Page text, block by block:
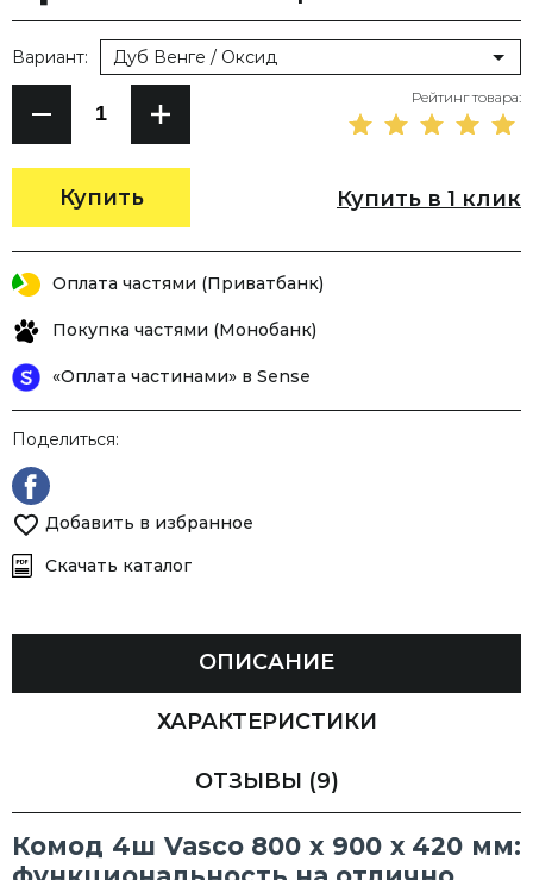
Купить
Вариант: Дуб Венге / Оксид
Рейтинг товара:
Купить в 1 клик
Оплата частями (Приватбанк)
Покупка частями (Монобанк)
«Оплата частинами» в Sense
Поделиться:
Добавить в избранное
Скачать каталог
ОПИСАНИЕ
ХАРАКТЕРИСТИКИ
ОТЗЫВЫ (9)
Комод 4ш Vasco 800 х 900 х 420 мм: